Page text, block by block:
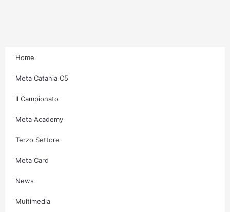
g
r
a
m
o
k
-
Home
Meta Catania C5
Il Campionato
Meta Academy
Terzo Settore
Meta Card
News
Multimedia